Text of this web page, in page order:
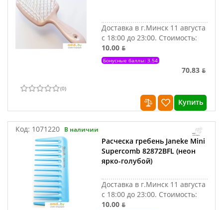
Доставка в г.Минск 11 августа
с 18:00 до 23:00. Стоимость:
10.00 ƃ
Бонусные баллы: 3.54
70.83 ƃ
(0)
Купить
Код: 1071220 В наличии
Расческа гребень Janeke Mini
Supercomb 82872BFL (неон
ярко-голубой)
Доставка в г.Минск 11 августа
с 18:00 до 23:00. Стоимость:
10.00 ƃ